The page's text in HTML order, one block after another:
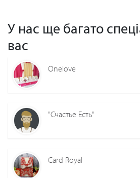
У нас ще багато
вас
Onelove
"Счастье Есть"
Card Royal